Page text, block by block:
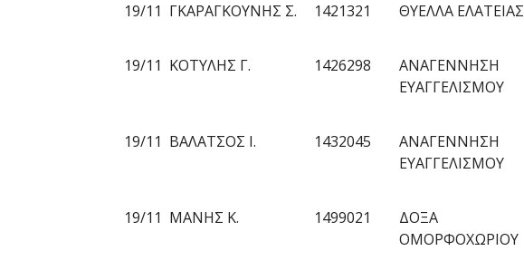
19/11 ΓΚΑΡΑΓΚΟΥΝΗΣ Σ. 1421321 ΘΥΕΛΛΑ ΕΛΑΤΕΙΑΣ
19/11 ΚΟΤΥΛΗΣ Γ. 1426298
ΑΝΑΓΕΝΝΗΣΗ
ΕΥΑΓΓΕΛΙΣΜΟΥ
19/11 ΒΑΛΑΤΣΟΣ Ι. 1432045
ΑΝΑΓΕΝΝΗΣΗ
ΕΥΑΓΓΕΛΙΣΜΟΥ
19/11 ΜΑΝΗΣ Κ. 1499021
ΔΟΞΑ
ΟΜΟΡΦΟΧΩΡΙΟΥ